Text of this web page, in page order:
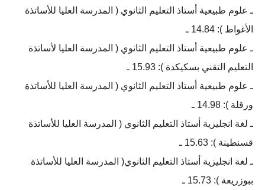
ـ علوم طبيعية أستاذ التعليم الثانوي ( المدرسة العليا للأساتذة
الأغواط ): 14.84 ـ
ـ علوم طبيعية أستاذ التعليم الثانوي ( المدرسة العليا لأساتذة
التعليم التقني بسكيكدة ): 15.93 ـ
ـ علوم طبيعية أستاذ التعليم الثانوي ( المدرسة العليا للأساتذة
ورقلة ): 14.98 ـ
ـ لغة انجليزية أستاذ التعليم الثانوي ( المدرسة العليا للأساتذة
قسنطينة ): 15.63 ـ
ـ لغة انجليزية أستاذ التعليم الثانوي( المدرسة العليا للأساتذة
ببوزريعة ): 15.73 ـ